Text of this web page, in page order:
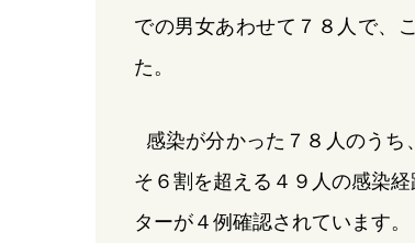
での男女あわせて７８人で、
た。
感染が分かった７８人のう
そ６割を超える４９人の感染
ターが４例確認されています。